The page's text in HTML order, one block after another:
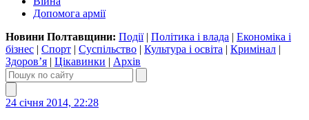
Допомога армії
Новини Полтавщини: Події| Політика і влада | Економіка і
бізнес | Спорт | Суспільство | Культура і освіта | Кримінал |
Здоров’я | Цікавинки | Архів
24 січня 2014, 22:28